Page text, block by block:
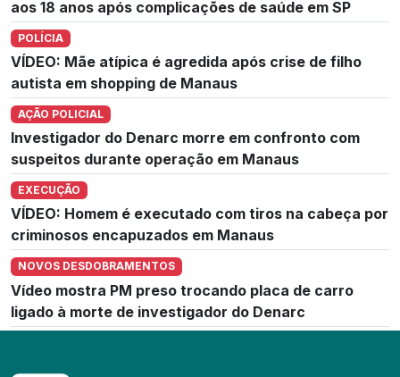
aos 18 anos após complicações de saúde em SP
POLÍCIA
VÍDEO: Mãe atípica é agredida após crise de filho
autista em shopping de Manaus
AÇÃO POLICIAL
Investigador do Denarc morre em confronto com
suspeitos durante operação em Manaus
EXECUÇÃO
VÍDEO: Homem é executado com tiros na cabeça por
criminosos encapuzados em Manaus
NOVOS DESDOBRAMENTOS
Vídeo mostra PM preso trocando placa de carro
ligado à morte de investigador do Denarc